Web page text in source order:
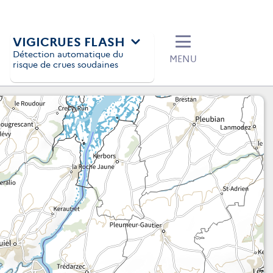
VIGICRUES FLASH
Détection automatique du
risque de crues soudaines
MENU